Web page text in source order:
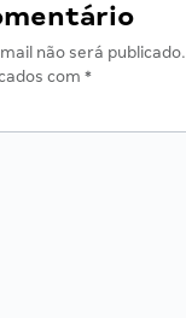
não será publicado.
com *